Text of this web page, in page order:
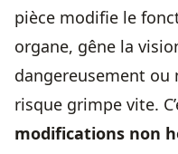
pièce modifie le
organe, gêne la
dangereusement ou
risque grimpe vite.
modifications non